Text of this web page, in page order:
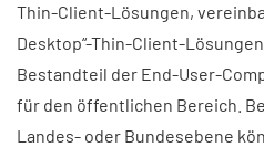
Thin-Client-Lösungen,
Desktop“-Thin-Client-
Bestandteil der End-User-
für den öffentlichen Bereich.
Landes- oder Bundesebene